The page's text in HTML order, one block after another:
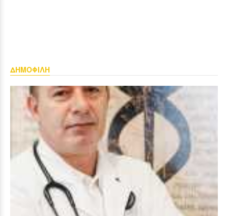
ΔΗΜΟΦΙΛΗ